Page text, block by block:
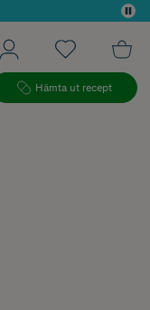
Hämta ut recept